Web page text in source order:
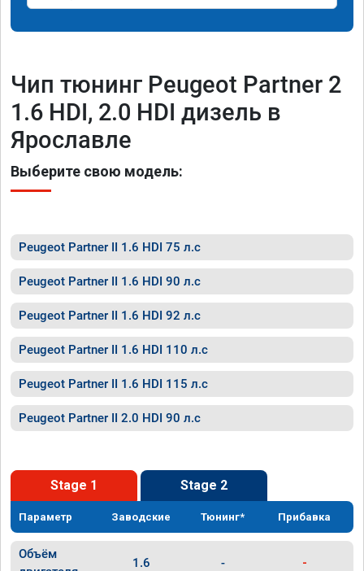
Чип тюнинг Peugeot Partner 2
1.6 HDI, 2.0 HDI дизель в
Ярославле
Выберите свою модель:
Peugeot Partner II 1.6 HDI 75 л.с
Peugeot Partner II 1.6 HDI 90 л.с
Peugeot Partner II 1.6 HDI 92 л.с
Peugeot Partner II 1.6 HDI 110 л.с
Peugeot Partner II 1.6 HDI 115 л.с
Peugeot Partner II 2.0 HDI 90 л.с
Stage 1 Stage 2
Параметр Заводские Тюнинг* Прибавка
Объём
1.6 - -